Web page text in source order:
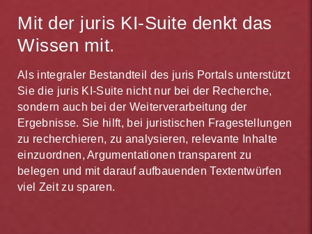
Mit der juris KI-Suite denkt das
Wissen mit.
Als integraler Bestandteil des juris Portals unterstützt
Sie die juris KI-Suite nicht nur bei der Recherche,
sondern auch bei der Weiterverarbeitung der
Ergebnisse. Sie hilft, bei juristischen Fragestellungen
zu recherchieren, zu analysieren, relevante Inhalte
einzuordnen, Argumentationen transparent zu
belegen und mit darauf aufbauenden Textentwürfen
viel Zeit zu sparen.